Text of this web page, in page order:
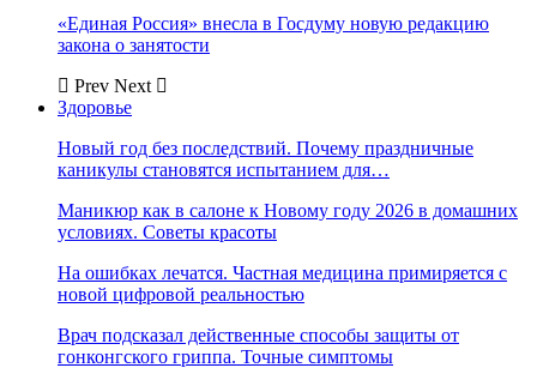
«Единая Россия» внесла в Госдуму новую редакцию
закона о занятости
Prev Next
Здоровье
Новый год без последствий. Почему праздничные
каникулы становятся испытанием для…
Маникюр как в салоне к Новому году 2026 в домашних
условиях. Советы красоты
На ошибках лечатся. Частная медицина примиряется с
новой цифровой реальностью
Врач подсказал действенные способы защиты от
гонконгского гриппа. Точные симптомы